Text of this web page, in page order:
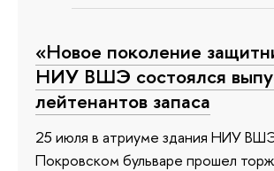
«Новое поколение
НИУ ВШЭ состоялся
лейтенантов запаса
25 июля в атриуме здания НИУ
Покровском бульваре прошел